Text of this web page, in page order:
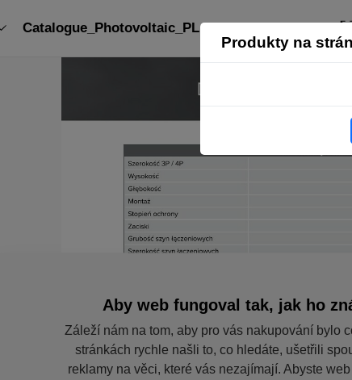
Produkty na
Catalogue_Photovoltaic_PL: strana 145
Aby web fungoval tak, jak ho
Záleží nám na tom, aby pro vás nakupování bylo
stránkách rychle našli to, co hledáte, ušetřili
reklamy na věci, které vás nezajímají. Abyste